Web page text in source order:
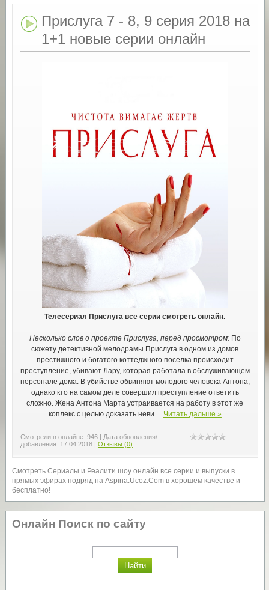
Прислуга 7 - 8, 9 серия 2018 на
1+1 новые серии онлайн
Телесериал Прислуга все серии смотреть онлайн.
Несколько слов о проекте Прислуга, перед просмотром:По
сюжету детективной мелодрамы Прислуга в одном из домов
престижного и богатого коттеджного поселка происходит
преступление, убивают Лару, которая работала в обслуживающем
персонале дома. В убийстве обвиняют молодого человека Антона,
однако кто на самом деле совершил преступление ответить
сложно. Жена Антона Марта устраивается на работу в этот же
коплекс с целью доказать неви
Читать дальше »
Смотрели в онлайне: 946| Дата обновления/
добавления: 17.04.2018 | Отзывы (0)
Смотреть Сериалы и Реалити шоу онлайн все серии и выпуски в
прямых эфирах подряд на Aspina.Ucoz.Com в хорошем качестве и
бесплатно!
Онлайн Поиск по сайту